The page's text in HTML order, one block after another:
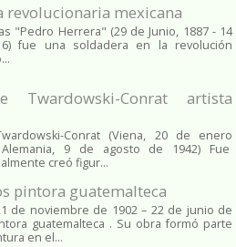
revolucionaria mexicana
"Pedro Herrera" (29 de Junio, 1887 - 14
fue una soldadera en la revolución
Twardowski-Conrat artista
Conrat (Viena, 20 de enero
Alemania, 9 de agosto de 1942) Fue
creó figur...
pintora guatemalteca
de noviembre de 1902 – 22 de junio de
guatemalteca . Su obra formó parte
en el...